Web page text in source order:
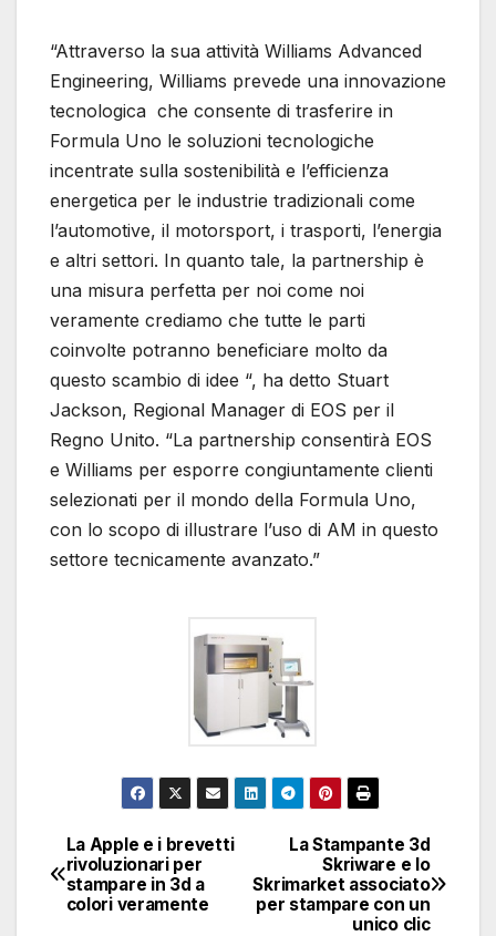
“Attraverso la sua attività Williams Advanced
Engineering, Williams prevede una innovazione
tecnologica che consente di trasferire in
Formula Uno le soluzioni tecnologiche
incentrate sulla sostenibilità e l’efficienza
energetica per le industrie tradizionali come
l’automotive, il motorsport, i trasporti, l’energia
e altri settori. In quanto tale, la partnership è
una misura perfetta per noi come noi
veramente crediamo che tutte le parti
coinvolte potranno beneficiare molto da
questo scambio di idee “, ha detto Stuart
Jackson, Regional Manager di EOS per il
Regno Unito. “La partnership consentirà EOS
e Williams per esporre congiuntamente clienti
selezionati per il mondo della Formula Uno,
con lo scopo di illustrare l’uso di AM in questo
settore tecnicamente avanzato.”
Navigazione
articoli
La Stampante 3d
Skriware e lo
Skrimarket associato
per stampare con un
unico clic
La Apple e i brevetti
rivoluzionari per
stampare in 3d a
colori veramente